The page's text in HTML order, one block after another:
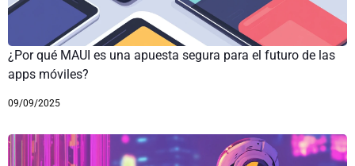
¿Por qué MAUI es una apuesta segura para el futuro de las
apps móviles?
09/09/2025